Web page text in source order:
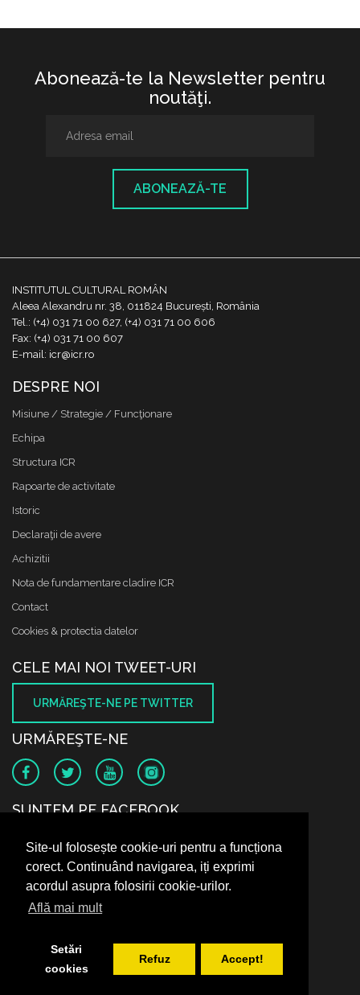
Site-ul folosește cookie-uri pentru a funcționa
corect. Continuând navigarea, iți exprimi
acordul asupra folosirii cookie-urilor.
Află mai mult
Setări
cookies
Refuz Accept!
Abonează-te la Newsletter pentru
noutăţi.
ABONEAZĂ-TE
INSTITUTUL CULTURAL ROMÂN
Aleea Alexandru nr. 38, 011824 București, România
Tel.: (+4) 031 71 00 627, (+4) 031 71 00 606
Fax: (+4) 031 71 00 607
E-mail: icr@icr.ro
DESPRE NOI
Misiune / Strategie / Funcţionare
Echipa
Structura ICR
Rapoarte de activitate
Istoric
Declaraţii de avere
Achizitii
Nota de fundamentare cladire ICR
Contact
Cookies & protectia datelor
CELE MAI NOI TWEET-URI
URMĂREŞTE-NE PE TWITTER
URMĂREŞTE-NE
SUNTEM PE FACEBOOK